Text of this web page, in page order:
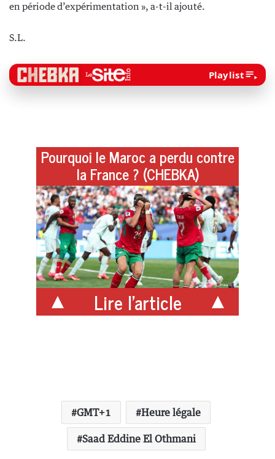
en période d’expérimentation », a-t-il ajouté.
S.L.
Playlist
Pourquoi le Maroc a perdu contre
la France ? (CHEBKA)
Lire l'article
GMT+1 Heure légale
Saad Eddine El Othmani